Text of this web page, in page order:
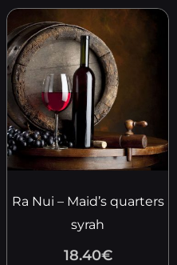
Ra Nui – Maid’s quarters
syrah
18.40€